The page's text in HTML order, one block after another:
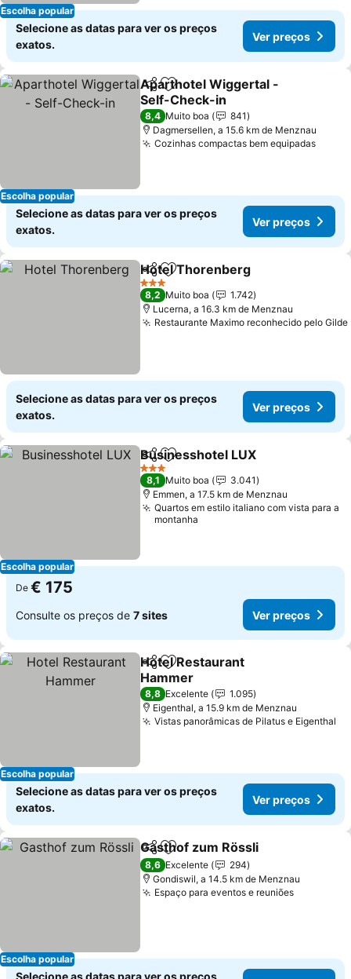
Escolha popular
Selecione as datas para ver os preços
exatos.
Ver preços
Escolha popular
PartilharAdicionar aos favoritos
Aparthotel Wiggertal -
Self-Check-in
Ver preços
8,4 Muito boa
841
Dagmersellen, a 15.6 km de Menznau
Cozinhas compactas bem equipadasVer
Selecione as datas para ver os preços
exatos.
Ver preços
PartilharAdicionar aos favoritos
Hotel Thorenberg
3 Estrelas
8,2 Muito boa
1.742
Lucerna, a 16.3 km de Menznau
Restaurante Maximo reconhecido pelo Gilde
Selecione as datas para ver os preços
exatos.
Ver preços
Escolha popular
PartilharAdicionar aos favoritos
Businesshotel LUX
3 Estrelas
8,1 Muito boa
3.041
Emmen, a 17.5 km de Menznau
Quartos em estilo italiano com vista para a
montanha
De € 175
Consulte os preços de 7 sites Ver preços
Escolha popular
PartilharAdicionar aos favoritos
Hotel Restaurant
Hammer
Ver preços
8,8 Excelente
1.095
Eigenthal, a 15.9 km de Menznau
Vistas panorâmicas de Pilatus e Eigenthal
Selecione as datas para ver os preços
exatos.
Ver preços
Escolha popular
PartilharAdicionar aos favoritos
Gasthof zum Rössli
8,6 Excelente
294
Gondiswil, a 14.5 km de Menznau
Espaço para eventos e reuniõesVer
Selecione as datas para ver os preços